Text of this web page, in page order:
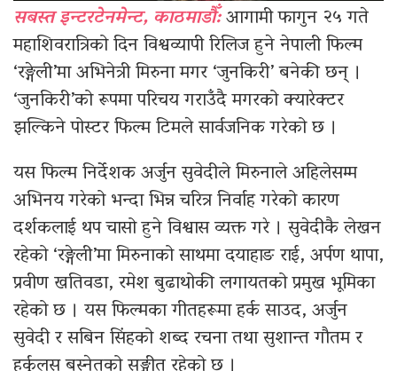
सबस्त इन्टरटेनमेन्ट, काठमाडौँ:आगामी फागुन २५ गते
महाशिवरात्रिको दिन विश्वव्यापी रिलिज हुने नेपाली फिल्म
‘रङ्गेली’मा अभिनेत्री मिरुना मगर ‘जुनकिरी’ बनेकी छन् ।
‘जुनकिरी’को रूपमा परिचय गराउँदै मगरको क्यारेक्टर
झल्किने पोस्टर फिल्म टिमले सार्वजनिक गरेको छ ।
यस फिल्म निर्देशक अर्जुन सुवेदीले मिरुनाले अहिलेसम्म
अभिनय गरेको भन्दा भिन्न चरित्र निर्वाह गरेको कारण
दर्शकलाई थप चासो हुने विश्वास व्यक्त गरे । सुवेदीकै लेखन
रहेको ‘रङ्गेली’मा मिरुनाको साथमा दयाहाङ राई, अर्पण थापा,
प्रवीण खतिवडा, रमेश बुढाथोकी लगायतको प्रमुख भूमिका
रहेको छ । यस फिल्मका गीतहरूमा हर्क साउद, अर्जुन
सुवेदी र सबिन सिंहको शब्द रचना तथा सुशान्त गौतम र